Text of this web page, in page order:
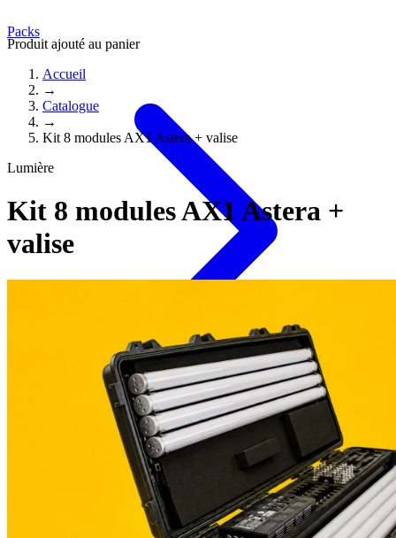
Packs
Produit ajouté au panier
Accueil
→
Catalogue
→
Kit 8 modules AX1 Astera + valise
Lumière
Kit 8 modules AX1 Astera +
valise